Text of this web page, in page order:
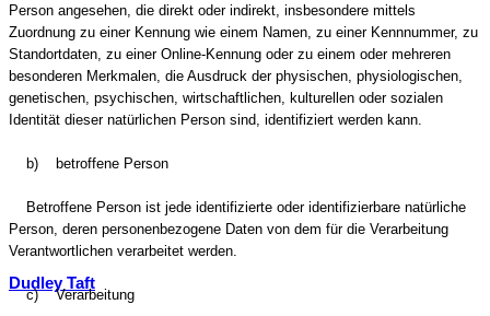
Dudley Taft
Person angesehen, die direkt oder indirekt, insbesondere mittels
Zuordnung zu einer Kennung wie einem Namen, zu einer Kennnummer, zu
Standortdaten, zu einer Online-Kennung oder zu einem oder mehreren
besonderen Merkmalen, die Ausdruck der physischen, physiologischen,
genetischen, psychischen, wirtschaftlichen, kulturellen oder sozialen
Identität dieser natürlichen Person sind, identifiziert werden kann.
b) betroffene Person
Betroffene Person ist jede identifizierte oder identifizierbare natürliche
Person, deren personenbezogene Daten von dem für die Verarbeitung
Verantwortlichen verarbeitet werden.
c) Verarbeitung